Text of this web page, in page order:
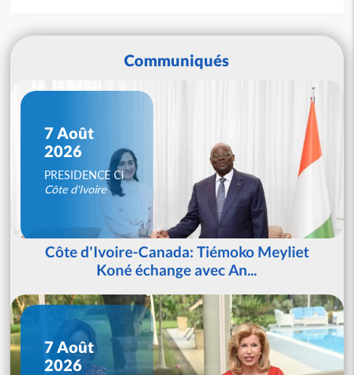
Communiqués
7 Août
2026
PRESIDENCE CI
Côte d'Ivoire
Côte d'Ivoire-Canada: Tiémoko Meyliet
Koné échange avec An...
7 Août
2026